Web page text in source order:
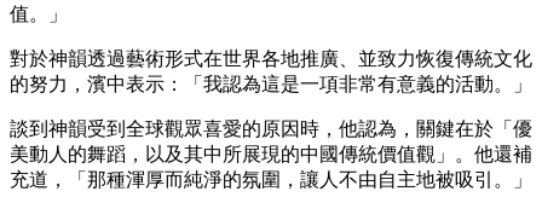
值。」
對於神韻透過藝術形式在世界各地推廣、並致力恢復傳統文化
的努力，濱中表示：「我認為這是一項非常有意義的活動。」
談到神韻受到全球觀眾喜愛的原因時，他認為，關鍵在於「優
美動人的舞蹈，以及其中所展現的中國傳統價值觀」。他還補
充道，「那種渾厚而純淨的氛圍，讓人不由自主地被吸引。」